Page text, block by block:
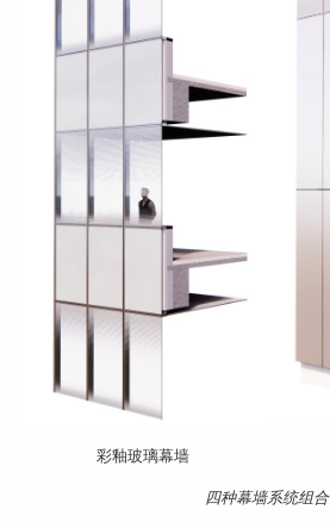
彩釉玻璃幕墙
四种幕墙系统组合